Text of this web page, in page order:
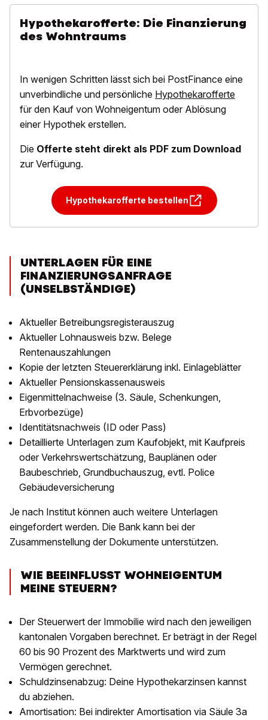
Hypothekarofferte: Die Finanzierung
des Wohntraums
In wenigen Schritten lässt sich bei PostFinance eine
unverbindliche und persönliche Hypothekarofferte
für den Kauf von Wohneigentum oder Ablösung
einer Hypothek erstellen.
Die Offerte steht direkt als PDF zum Download
zur Verfügung.
Hypothekarofferte bestellen
UNTERLAGEN FÜR EINE
FINANZIERUNGSANFRAGE
(UNSELBSTÄNDIGE)
Aktueller Betreibungsregisterauszug
Aktueller Lohnausweis bzw. Belege
Rentenauszahlungen
Kopie der letzten Steuererklärung inkl. Einlageblätter
Aktueller Pensionskassenausweis
Eigenmittelnachweise (3. Säule, Schenkungen,
Erbvorbezüge)
Identitätsnachweis (ID oder Pass)
Detaillierte Unterlagen zum Kaufobjekt, mit Kaufpreis
oder Verkehrswertschätzung, Bauplänen oder
Baubeschrieb, Grundbuchauszug, evtl. Police
Gebäudeversicherung
Je nach Institut können auch weitere Unterlagen
eingefordert werden. Die Bank kann bei der
Zusammenstellung der Dokumente unterstützen.
WIE BEEINFLUSST WOHNEIGENTUM
MEINE STEUERN?
Der Steuerwert der Immobilie wird nach den jeweiligen
kantonalen Vorgaben berechnet. Er beträgt in der Regel
60 bis 90 Prozent des Marktwerts und wird zum
Vermögen gerechnet.
Schuldzinsenabzug: Deine Hypothekarzinsen kannst
du abziehen.
Amortisation: Bei indirekter Amortisation via Säule 3a